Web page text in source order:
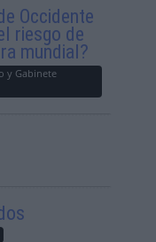
Occidente
riesgo de
mundial?
y Gabinete